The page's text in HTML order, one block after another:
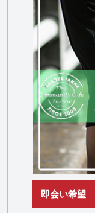
即会い希望